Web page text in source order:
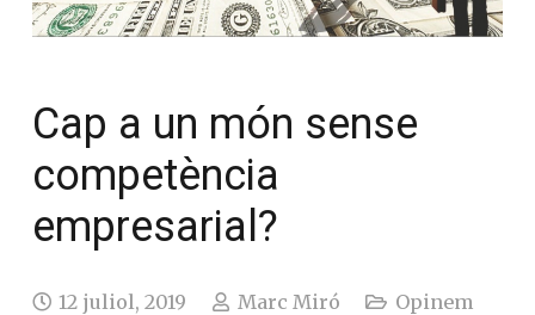
Cap a un món sense
competència
empresarial?
12 juliol, 2019 Marc Miró
Opinem